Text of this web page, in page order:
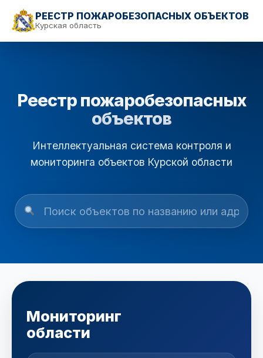
РЕЕСТР ПОЖАРОБЕЗОПАСНЫХ ОБЪЕКТОВ
Курская область
Реестр пожаробезопасных
объектов
Интеллектуальная система контроля и
мониторинга объектов Курской области
Мониторинг
области